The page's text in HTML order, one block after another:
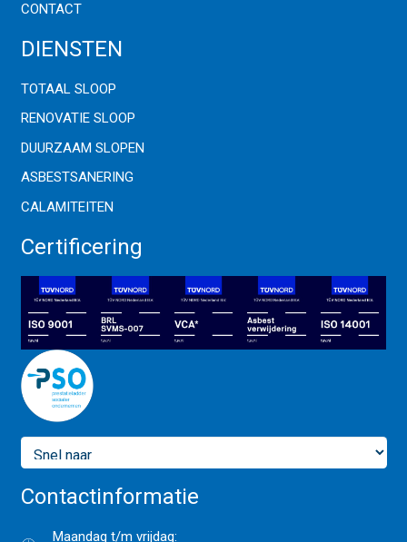
CONTACT
DIENSTEN
TOTAAL SLOOP
RENOVATIE SLOOP
DUURZAAM SLOPEN
ASBESTSANERING
CALAMITEITEN
Certificering
Contactinformatie
Maandag t/m vrijdag: